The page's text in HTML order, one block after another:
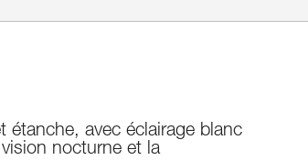
étanche, avec éclairage blanc
nocturne et la